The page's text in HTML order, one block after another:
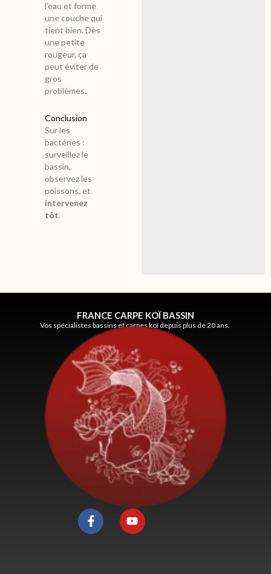
l’eau et forme
une couche qui
tient bien. Dès
une petite
rougeur, ça
peut éviter de
gros
problèmes.
Conclusion
Sur les
bactéries :
surveillez le
bassin,
observez les
poissons, et
intervenez
tôt.
FRANCE CARPE KOÏ BASSIN
Vos spécialistes bassins et carpes koï depuis plus de 20 ans.
F
a
c
Y
o
u